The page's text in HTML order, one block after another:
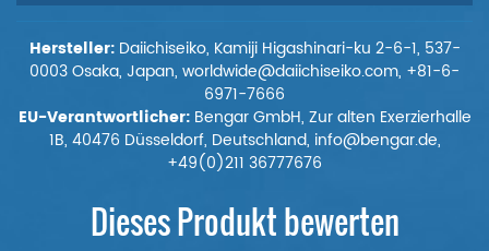
Hersteller:Daiichiseiko, Kamiji Higashinari-ku 2-6-1, 537-
0003 Osaka, Japan, worldwide@daiichiseiko.com, +81-6-
6971-7666
EU-Verantwortlicher:Bengar GmbH, Zur alten Exerzierhalle
1B, 40476 Düsseldorf, Deutschland, info@bengar.de,
+49(0)211 36777676
Dieses Produkt bewerten